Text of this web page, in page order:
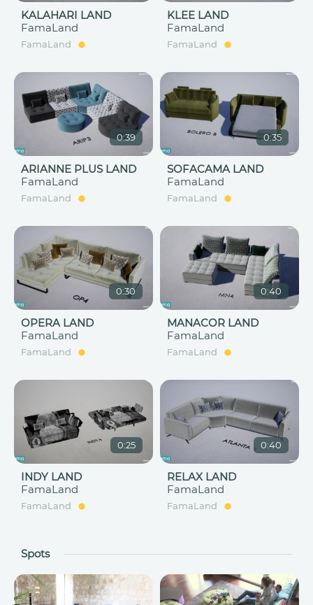
KALAHARI LAND
FamaLand
FamaLand
KLEE LAND
FamaLand
FamaLand
0:39
ARIANNE PLUS LAND
FamaLand
FamaLand
0:35
SOFACAMA LAND
FamaLand
FamaLand
0:30
OPERA LAND
FamaLand
FamaLand
0:40
MANACOR LAND
FamaLand
FamaLand
0:25
INDY LAND
FamaLand
FamaLand
0:40
RELAX LAND
FamaLand
FamaLand
Spots